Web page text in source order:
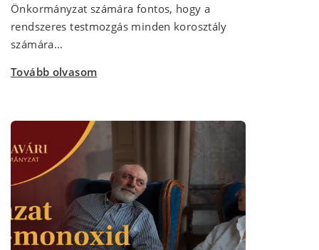
Önkormányzat számára fontos, hogy a
rendszeres testmozgás minden korosztály
számára...
Tovább olvasom